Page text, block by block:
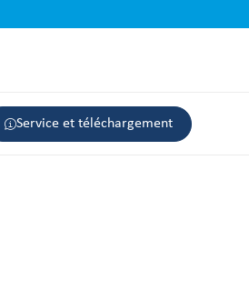
Service et téléchargement